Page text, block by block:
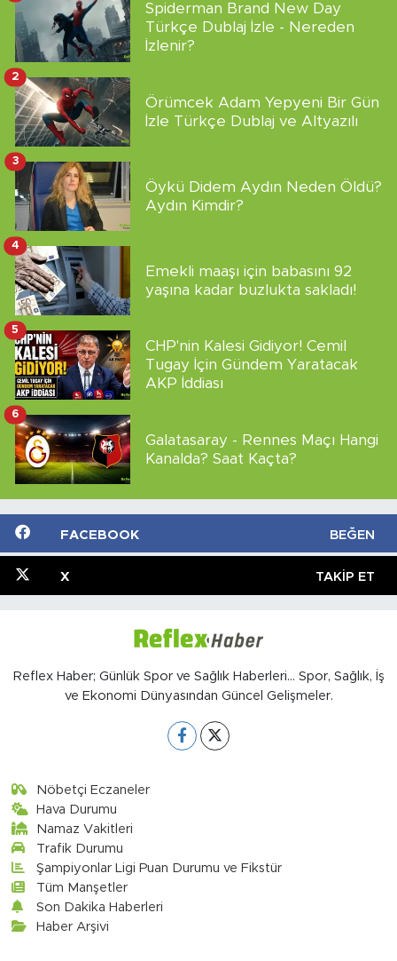
Spiderman Brand New Day
Türkçe Dublaj İzle - Nereden
İzlenir?
Örümcek Adam Yepyeni Bir Gün
İzle Türkçe Dublaj ve Altyazılı
2
Öykü Didem Aydın Neden Öldü?
Aydın Kimdir?
3
Emekli maaşı için babasını 92
yaşına kadar buzlukta sakladı!
4
CHP'nin Kalesi Gidiyor! Cemil
Tugay İçin Gündem Yaratacak
AKP İddiası
5
Galatasaray - Rennes Maçı Hangi
Kanalda? Saat Kaçta?
6
FACEBOOK BEĞEN
X TAKIP ET
Reflex Haber; Günlük Spor ve Sağlık Haberleri... Spor, Sağlık, İş
ve Ekonomi Dünyasından Güncel Gelişmeler.
Nöbetçi Eczaneler
Hava Durumu
Namaz Vakitleri
Trafik Durumu
Şampiyonlar Ligi Puan Durumu ve Fikstür
Tüm Manşetler
Son Dakika Haberleri
Haber Arşivi